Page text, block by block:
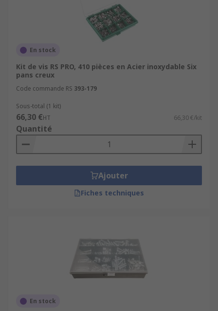
En stock
Kit de vis RS PRO, 410 pièces en Acier inoxydable Six
pans creux
Code commande RS 393-179
Sous-total (1 kit)
66,30 €HT 66,30 €/kit
Quantité
Ajouter
Fiches techniques
En stock